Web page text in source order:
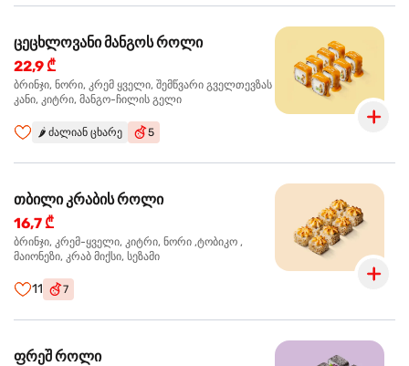
ცეცხლოვანი მანგოს როლი
22,9 ₾
ბრინჯი, ნორი, კრემ ყველი, შემწვარი გველთევზას
კანი, კიტრი, მანგო-ჩილის გელი
🌶️ ძალიან ცხარე 5
თბილი კრაბის როლი
16,7 ₾
ბრინჯი, კრემ-ყველი, კიტრი, ნორი ,ტობიკო ,
მაიონეზი, კრაბ მიქსი, სეზამი
11 7
ფრეშ როლი